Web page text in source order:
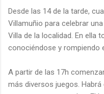
Desde las 14 de la tarde,
Villamuñio para celebrar
Villa de la localidad. En ella
conociéndose y rompiendo
A partir de las 17h
más diversos juegos.